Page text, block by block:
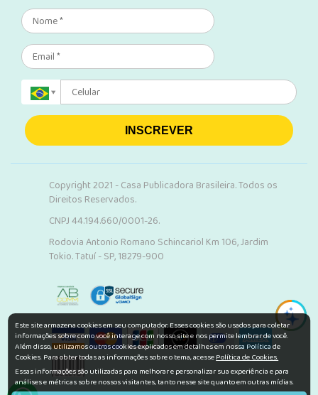
INSCREVER
Copyright 2021 - Casa Publicadora Brasileira. Todos os
Direitos Reservados.
CNPJ 44.194.660/0001-26.
Rodovia Antonio Romano Schincariol Km 106, Jardim
Tokio. Tatuí - SP, 18279-900
Este site armazena cookies em seu computador. Esses cookies são usados para coletar
informações sobre como você interage com nosso site e nos permite lembrar de você.
Além disso, utilizamos outros cookies explicados em detalhes em nossa Política de
Cookies. Para obter todas as informações sobre o tema, acessePolítica de Cookies.
Essas informações são utilizadas para melhorar e personalizar sua experiência e para
análises e métricas sobre nossos visitantes, tanto nesse site quanto em outras mídias.